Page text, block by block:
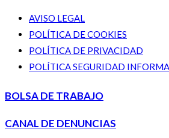
AVISO LEGAL
POLÍTICA DE COOKIES
POLÍTICA DE PRIVACIDAD
POLÍTICA SEGURIDAD
BOLSA DE TRABAJO
CANAL DE DENUNCIAS